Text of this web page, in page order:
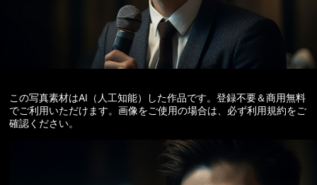
この写真素材はAI（人工知能）した作品です。登録不要＆商用無料
でご利用いただけます。画像をご使用の場合は、必ず利用規約をご
確認ください。